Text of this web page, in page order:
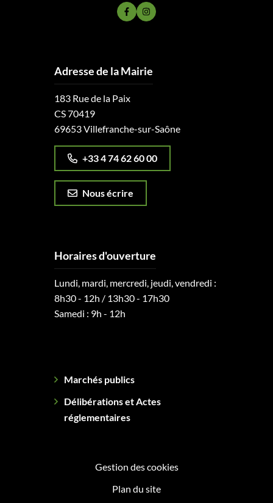
Lien vers le compte Facebook
Lien vers le compte Instagram
Adresse de la Mairie
183 Rue de la Paix
CS 70419
69653 Villefranche-sur-Saône
+33 4 74 62 60 00
Nous écrire
Horaires d'ouverture
Lundi, mardi, mercredi, jeudi, vendredi :
8h30 - 12h / 13h30 - 17h30
Samedi : 9h - 12h
Marchés publics
Délibérations et Actes
réglementaires
Gestion des cookies
Plan du site